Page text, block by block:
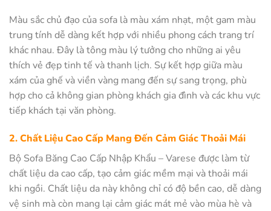
Màu sắc chủ đạo của sofa là màu xám nhạt, một gam màu
trung tính dễ dàng kết hợp với nhiều phong cách trang trí
khác nhau. Đây là tông màu lý tưởng cho những ai yêu
thích vẻ đẹp tinh tế và thanh lịch. Sự kết hợp giữa màu
xám của ghế và viền vàng mang đến sự sang trọng, phù
hợp cho cả không gian phòng khách gia đình và các khu vực
tiếp khách tại văn phòng.
2. Chất Liệu Cao Cấp Mang Đến Cảm Giác Thoải Mái
Bộ Sofa Băng Cao Cấp Nhập Khẩu – Varese được làm từ
chất liệu da cao cấp, tạo cảm giác mềm mại và thoải mái
khi ngồi. Chất liệu da này không chỉ có độ bền cao, dễ dàng
vệ sinh mà còn mang lại cảm giác mát mẻ vào mùa hè và